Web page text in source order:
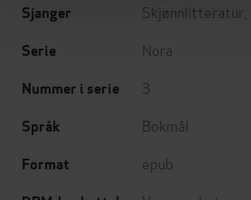
Sjanger Skjønnlitteratur
Serie Nora
Nummer i serie 3
Språk Bokmål
Format epub